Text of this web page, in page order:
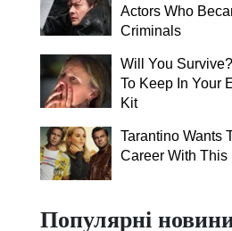
Actors Who
Criminals
Will You
To Keep In Your
Kit
Tarantino Wants
Career With This
Популярні